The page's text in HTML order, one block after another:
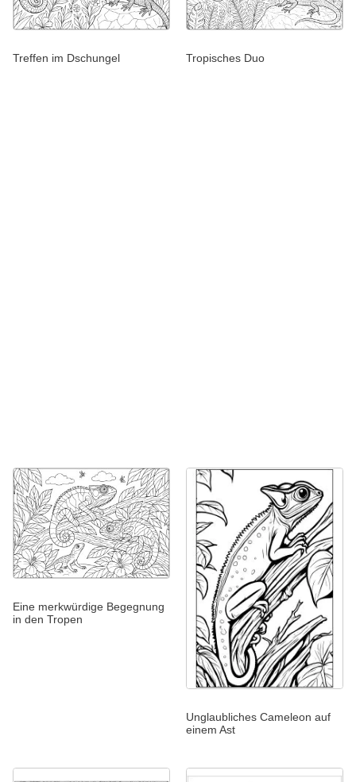
Treffen im Dschungel Tropisches Duo
Eine merkwürdige Begegnung
in den Tropen
Unglaubliches Cameleon auf
einem Ast